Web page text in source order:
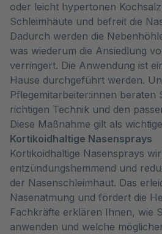
oder leicht hypertonen
Schleimhäute und befreit die
Dadurch werden die
was wiederum die Ansiedlung
verringert. Die Anwendung ist
Hause durchgeführt werden.
Pflegemitarbeiter:innen beraten
richtigen Technik und den
Diese Maßnahme gilt als
Kortikoidhaltige Nasensprays
Kortikoidhaltige Nasensprays
entzündungshemmend und
der Nasenschleimhaut. Das
Nasenatmung und fördert die
Fachkräfte erklären Ihnen, wie
anwenden und welche